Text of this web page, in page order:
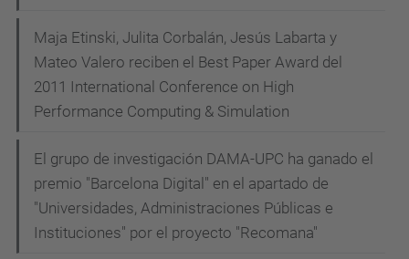
Maja Etinski, Julita Corbalán, Jesús Labarta y
Mateo Valero reciben el Best Paper Award del
2011 International Conference on High
Performance Computing & Simulation
El grupo de investigación DAMA-UPC ha ganado el
premio "Barcelona Digital" en el apartado de
"Universidades, Administraciones Públicas e
Instituciones" por el proyecto "Recomana"